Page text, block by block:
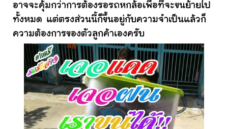
อาจจะคุ้มกว่าการต้องรอรถหกล้อเพื่อที่จะขนย้ายไป
ทั้งหมด แต่ตรงส่วนนี้ก็ขึ้นอยู่กับความจำเป็นแล้วก็
ความต้องการของตัวลูกค้าเองครับ